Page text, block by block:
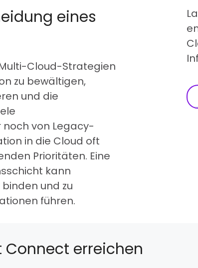
eines
Cloud-Strategien
zu bewältigen,
und die
von Legacy-
in die Cloud oft
Prioritäten. Eine
kann
und zu
führen.
erreichen